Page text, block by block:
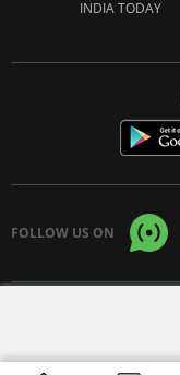
INDIA TODAY
FOLLOW US ON